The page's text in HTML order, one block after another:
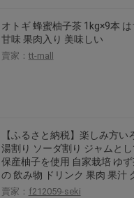
オトギ 蜂蜜柚子茶 1kg×9本
甘味 果肉入り 美味しい
賣家：tt-mall
【ふるさと納税】楽しみ方
湯割り ソーダ割り ジャムと
保産柚子を使用 自家栽培 ゆ
の 飲み物 ドリンク 果肉 果汁
賣家： f212059-seki